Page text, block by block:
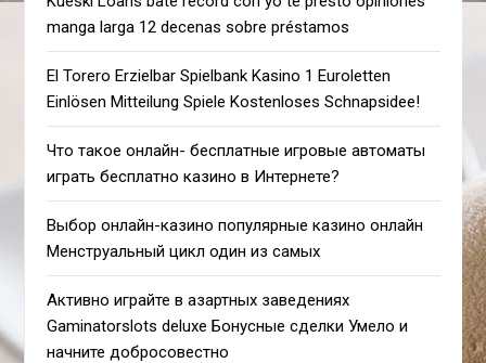
manga larga 12 decenas sobre préstamos
El Torero Erzielbar Spielbank Kasino 1 Euroletten
Einlösen Mitteilung Spiele Kostenloses Schnapsidee!
Что такое онлайн- бесплатные игровые автоматы
играть бесплатно казино в Интернете?
Выбор онлайн-казино популярные казино онлайн
Менструальный цикл один из самых
Активно играйте в азартных заведениях
Gaminatorslots deluxe Бонусные сделки Умело и
начните добросовестно